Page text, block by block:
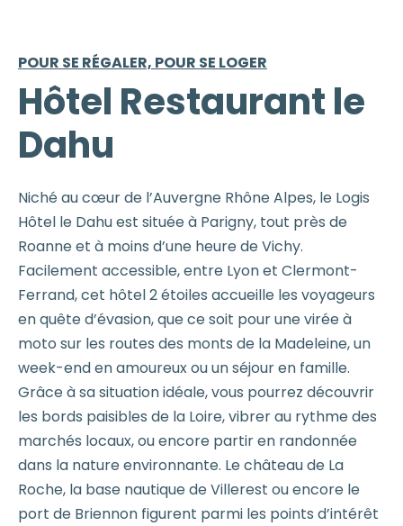
POUR SE RÉGALER, POUR SE LOGER
Hôtel Restaurant le
Dahu
Niché au cœur de l’Auvergne Rhône Alpes, le Logis
Hôtel le Dahu est située à Parigny, tout près de
Roanne et à moins d’une heure de Vichy.
Facilement accessible, entre Lyon et Clermont-
Ferrand, cet hôtel 2 étoiles accueille les voyageurs
en quête d’évasion, que ce soit pour une virée à
moto sur les routes des monts de la Madeleine, un
week-end en amoureux ou un séjour en famille.
Grâce à sa situation idéale, vous pourrez découvrir
les bords paisibles de la Loire, vibrer au rythme des
marchés locaux, ou encore partir en randonnée
dans la nature environnante. Le château de La
Roche, la base nautique de Villerest ou encore le
port de Briennon figurent parmi les points d’intérêt